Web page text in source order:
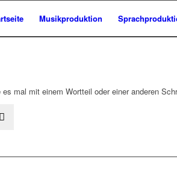
Musikproduktion
mal mit einem Wortteil oder einer anderen